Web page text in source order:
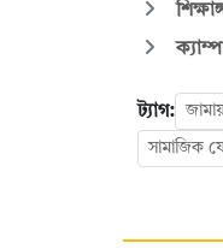
ট্যাগ:
সামাজিক